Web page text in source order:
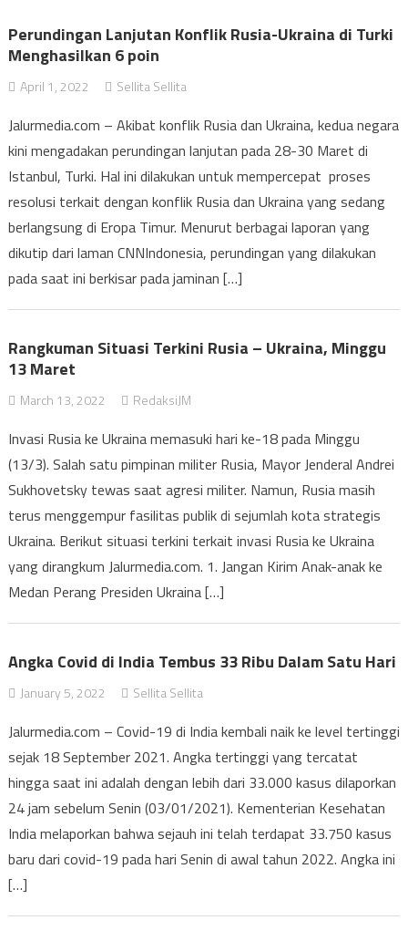
Perundingan Lanjutan Konflik Rusia-Ukraina di Turki
Menghasilkan 6 poin
April 1, 2022 Sellita Sellita
Jalurmedia.com – Akibat konflik Rusia dan Ukraina, kedua negara
kini mengadakan perundingan lanjutan pada 28-30 Maret di
Istanbul, Turki. Hal ini dilakukan untuk mempercepat proses
resolusi terkait dengan konflik Rusia dan Ukraina yang sedang
berlangsung di Eropa Timur. Menurut berbagai laporan yang
dikutip dari laman CNNIndonesia, perundingan yang dilakukan
pada saat ini berkisar pada jaminan […]
Rangkuman Situasi Terkini Rusia – Ukraina, Minggu
13 Maret
March 13, 2022 RedaksiJM
Invasi Rusia ke Ukraina memasuki hari ke-18 pada Minggu
(13/3). Salah satu pimpinan militer Rusia, Mayor Jenderal Andrei
Sukhovetsky tewas saat agresi militer. Namun, Rusia masih
terus menggempur fasilitas publik di sejumlah kota strategis
Ukraina. Berikut situasi terkini terkait invasi Rusia ke Ukraina
yang dirangkum Jalurmedia.com. 1. Jangan Kirim Anak-anak ke
Medan Perang Presiden Ukraina […]
Angka Covid di India Tembus 33 Ribu Dalam Satu Hari
January 5, 2022 Sellita Sellita
Jalurmedia.com – Covid-19 di India kembali naik ke level tertinggi
sejak 18 September 2021. Angka tertinggi yang tercatat
hingga saat ini adalah dengan lebih dari 33.000 kasus dilaporkan
24 jam sebelum Senin (03/01/2021). Kementerian Kesehatan
India melaporkan bahwa sejauh ini telah terdapat 33.750 kasus
baru dari covid-19 pada hari Senin di awal tahun 2022. Angka ini
[…]